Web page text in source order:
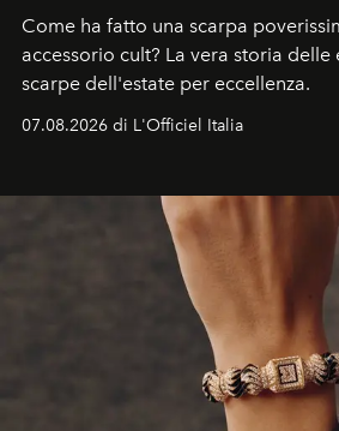
Come ha fatto una scarpa
accessorio cult? La vera storia delle
scarpe dell'estate per eccellenza.
07.08.2026 di L'Officiel Italia